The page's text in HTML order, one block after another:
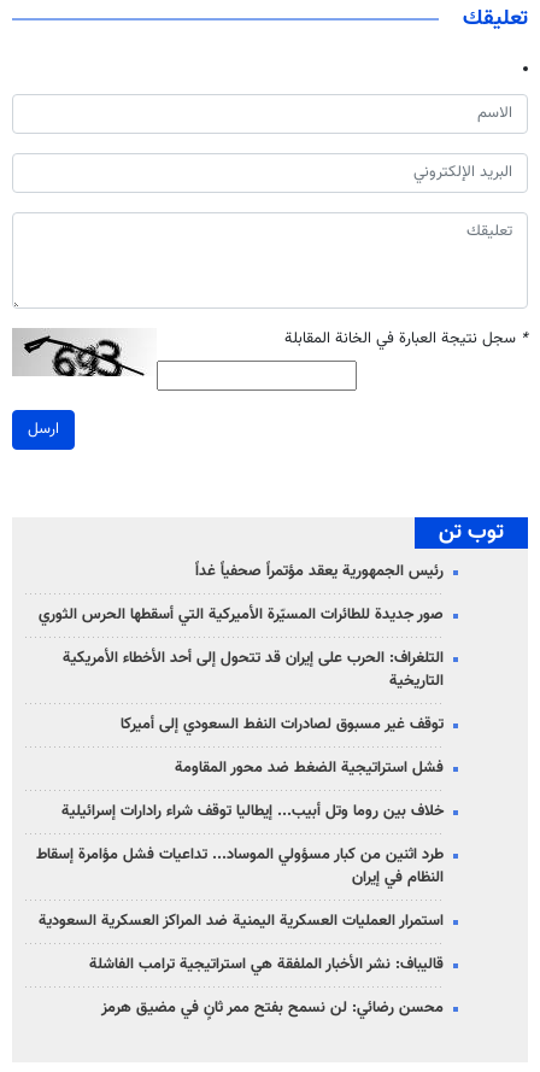
تعليقك
* سجل نتيجة العبارة في الخانة المقابلة
ارسل
توب تن
رئيس الجمهورية يعقد مؤتمراً صحفياً غداً
صور جديدة للطائرات المسيّرة الأميركية التي أسقطها الحرس الثوري
التلغراف: الحرب على إيران قد تتحول إلى أحد الأخطاء الأمريكية
التاريخية
توقف غير مسبوق لصادرات النفط السعودي إلى أميركا
فشل استراتيجية الضغط ضد محور المقاومة
خلاف بين روما وتل أبيب... إيطاليا توقف شراء رادارات إسرائيلية
طرد اثنين من كبار مسؤولي الموساد... تداعيات فشل مؤامرة إسقاط
النظام في إيران
استمرار العمليات العسكرية اليمنية ضد المراكز العسكرية السعودية
قاليباف: نشر الأخبار الملفقة هي استراتيجية ترامب الفاشلة
محسن رضائي: لن نسمح بفتح ممر ثانٍ في مضيق هرمز